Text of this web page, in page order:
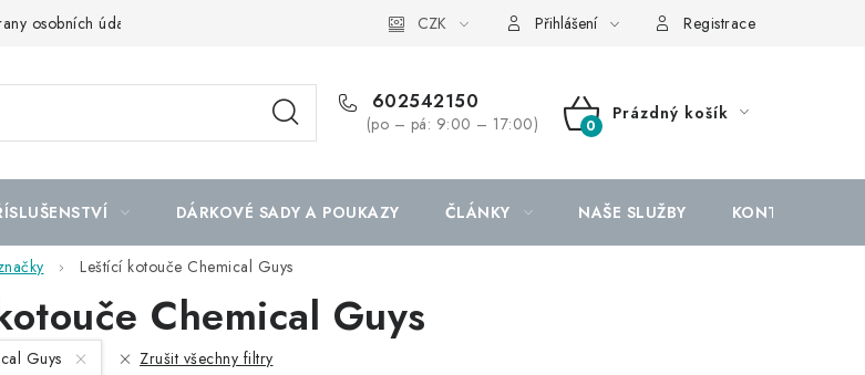
osobních údajů CZK Přihlášení Registrace
602542150
(po – pá: 9:00 – 17:00)
NÁKUPNÍ
Prázdný košík
DÁRKOVÉ SADY A POUKAZY ČLÁNKY NAŠE SLUŽBY KONTAKTY
Leštící kotouče Chemical Guys
Chemical Guys
Guys Zrušit všechny filtry